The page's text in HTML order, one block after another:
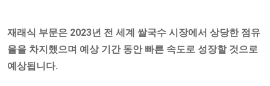
재래식 부문은 2023년 전 세계 쌀국수 시장에서 상당한 점유
율을 차지했으며 예상 기간 동안 빠른 속도로 성장할 것으로
예상됩니다.